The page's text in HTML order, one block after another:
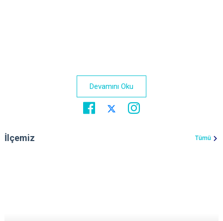
Devamını Oku
İlçemiz Tümü